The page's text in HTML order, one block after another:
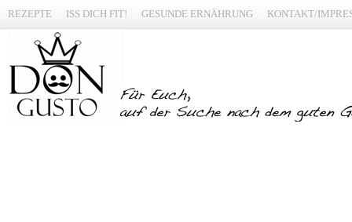
REZEPTE ISS DICH FIT! GESUNDE ERNÄHRUNG KONTAKT/